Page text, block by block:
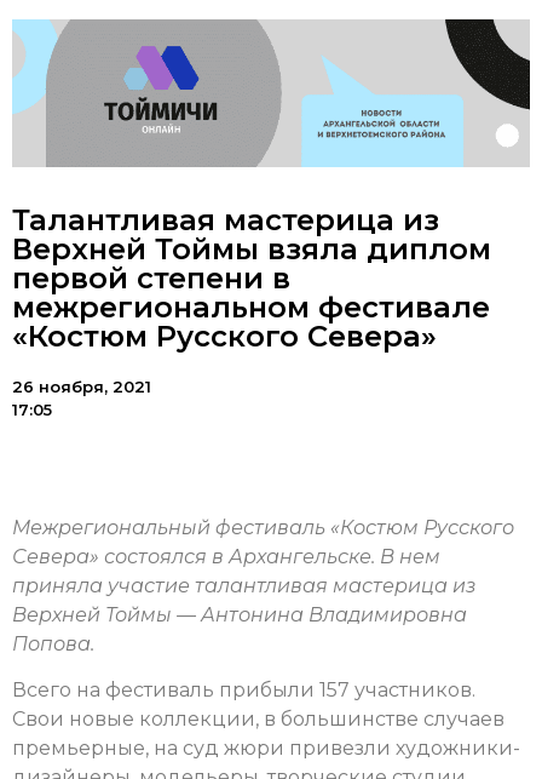
Талантливая мастерица из
Верхней Тоймы взяла диплом
первой степени в
межрегиональном фестивале
«Костюм Русского Севера»
26 ноября, 2021
17:05
Межрегиональный фестиваль «Костюм Русского
Севера» состоялся в Архангельске. В нем
приняла участие талантливая мастерица из
Верхней Тоймы — Антонина Владимировна
Попова.
Всего на фестиваль прибыли 157 участников.
Свои новые коллекции, в большинстве случаев
премьерные, на суд жюри привезли художники-